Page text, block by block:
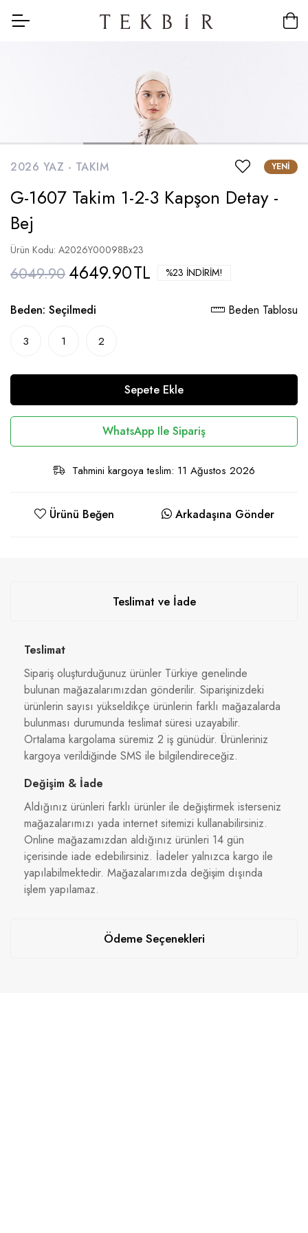
2026 YAZ - TAKIM YENI
G-1607 Takim 1-2-3 Kapşon Detay -
Bej
Ürün Kodu: A2026Y00098Bx23
6049.904649.90TL %23 İNDIRIM!
Beden: Seçilmedi Beden Tablosu
3 1 2
Sepete Ekle
WhatsApp Ile Sipariş
Tahmini kargoya teslim: 11 Ağustos 2026
Ürünü Beğen Arkadaşına Gönder
Teslimat ve İade
Teslimat
Sipariş oluşturduğunuz ürünler Türkiye genelinde
bulunan mağazalarımızdan gönderilir. Siparişinizdeki
ürünlerin sayısı yükseldikçe ürünlerin farklı mağazalarda
bulunması durumunda teslimat süresi uzayabilir.
Ortalama kargolama süremiz 2 iş günüdür. Ürünleriniz
kargoya verildiğinde SMS ile bilgilendireceğiz.
Değişim & İade
Aldığınız ürünleri farklı ürünler ile değiştirmek isterseniz
mağazalarımızı yada internet sitemizi kullanabilirsiniz.
Online mağazamızdan aldığınız ürünleri 14 gün
içerisinde iade edebilirsiniz. İadeler yalnızca kargo ile
yapılabilmektedir. Mağazalarımızda değişim dışında
işlem yapılamaz.
Ödeme Seçenekleri